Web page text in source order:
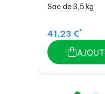
Sac de 3,5 kg
41,23 €*